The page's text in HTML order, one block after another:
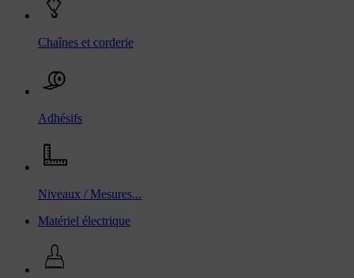
Chaînes et corderie
Adhésifs
Niveaux / Mesures...
Matériel électrique